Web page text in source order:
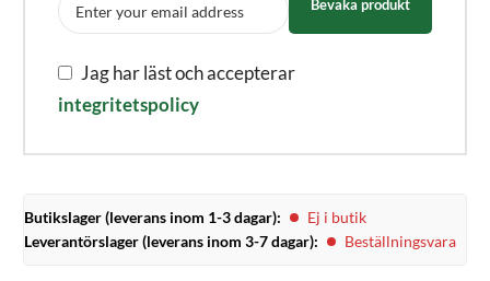
Bevaka produkt
Jag har läst och accepterar
integritetspolicy
Butikslager (leverans inom 1-3 dagar):
Ej i butik
Leverantörslager (leverans inom 3-7 dagar):
Beställningsvara